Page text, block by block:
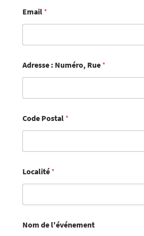
Email *
Adresse : Numéro, Rue *
Code Postal *
Localité *
Nom de l'événement